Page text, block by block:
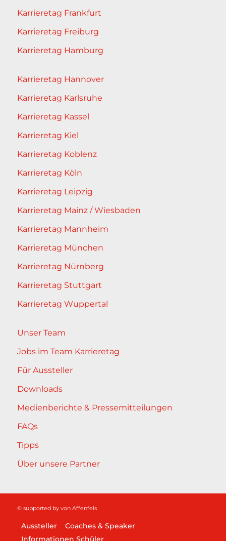
Karrieretag Frankfurt
Karrieretag Freiburg
Karrieretag Hamburg
Karrieretag Hannover
Karrieretag Karlsruhe
Karrieretag Kassel
Karrieretag Kiel
Karrieretag Koblenz
Karrieretag Köln
Karrieretag Leipzig
Karrieretag Mainz / Wiesbaden
Karrieretag Mannheim
Karrieretag München
Karrieretag Nürnberg
Karrieretag Stuttgart
Karrieretag Wuppertal
Unser Team
Jobs im Team Karrieretag
Für Aussteller
Downloads
Medienberichte & Pressemitteilungen
FAQs
Tipps
Über unsere Partner
© supported by von Affenfels
Aussteller
Coaches & Speaker
Informationen Schüler